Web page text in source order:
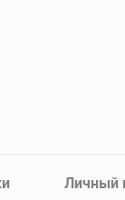
Личный